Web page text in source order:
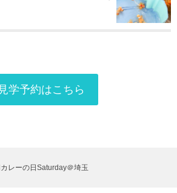
見学予約はこちら
レーの日Saturday＠埼玉